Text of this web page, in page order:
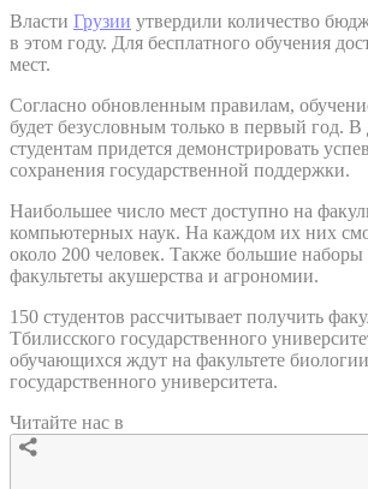
Власти Грузии утвердили количество
в этом году. Для бесплатного обучения
мест.
Согласно обновленным правилам,
будет безусловным только в первый год.
студентам придется демонстрировать
сохранения государственной поддержки.
Наибольшее число мест доступно на
компьютерных наук. На каждом их них
около 200 человек. Также большие наборы
факультеты акушерства и агрономии.
150 студентов рассчитывает получить
Тбилисского государственного
обучающихся ждут на факультете
государственного университета.
Читайте нас в